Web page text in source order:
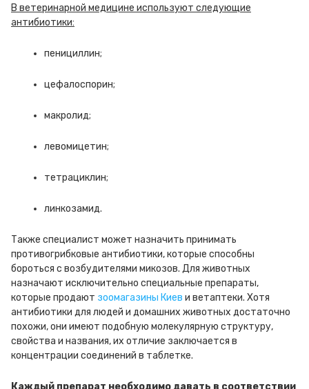
В ветеринарной медицине используют следующие
антибиотики:
пенициллин;
цефалоспорин;
макролид;
левомицетин;
тетрациклин;
линкозамид.
Также специалист может назначить принимать
противогрибковые антибиотики, которые способны
бороться с возбудителями микозов. Для животных
назначают исключительно специальные препараты,
которые продают зоомагазины Киев и ветаптеки. Хотя
антибиотики для людей и домашних животных достаточно
похожи, они имеют подобную молекулярную структуру,
свойства и названия, их отличие заключается в
концентрации соединений в таблетке.
Каждый препарат необходимо давать в соответствии